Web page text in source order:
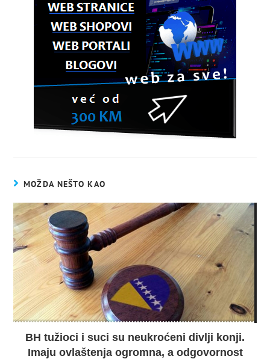
MOŽDA NEŠTO KAO
BH tužioci i suci su neukroćeni divlji konji.
Imaju ovlaštenja ogromna, a odgovornost